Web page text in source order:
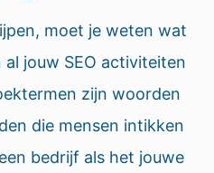
moet je weten wat
jouw SEO activiteiten
zijn woorden
die mensen intikken
bedrijf als het jouwe